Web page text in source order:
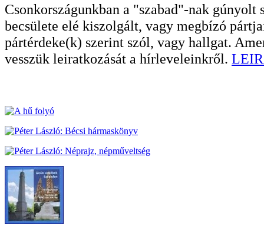
Csonkországunkban a "szabad"-nak
becsülete elé kiszolgált, vagy megbízó
pártérdeke(k) szerint szól, vagy hallgat.
vesszük leiratkozását a hírleveleinkről.